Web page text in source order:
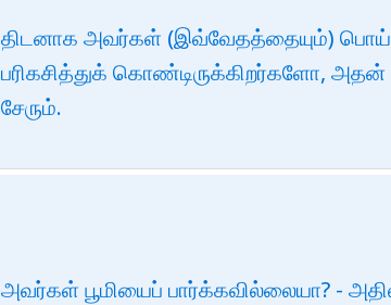
திடனாக அவர்கள் (இவ்வேதத்தையும்)
பரிகசித்துக் கொண்டிருக்கிறர்களோ,
சேரும்.
அவர்கள் பூமியைப் பார்க்கவில்லையா? -